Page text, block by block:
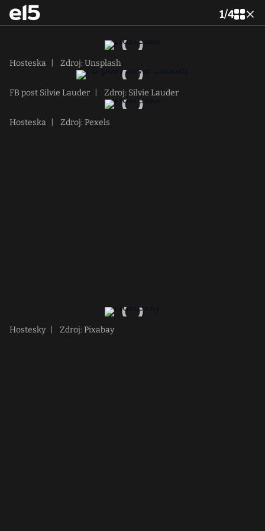
1/4
Hosteska Zdroj: Unsplash
FB post Silvie Lauder Zdroj: Silvie Lauder
Hosteska Zdroj: Pexels
Hostesky Zdroj: Pixabay